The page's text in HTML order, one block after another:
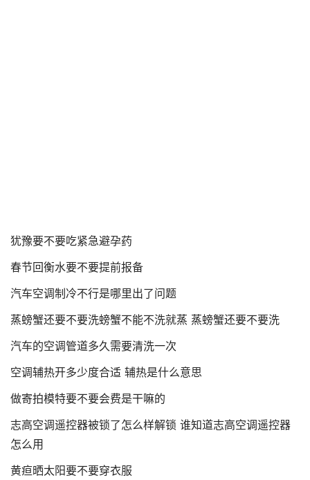
犹豫要不要吃紧急避孕药
春节回衡水要不要提前报备
汽车空调制冷不行是哪里出了问题
蒸螃蟹还要不要洗螃蟹不能不洗就蒸 蒸螃蟹还要不要洗
汽车的空调管道多久需要清洗一次
空调辅热开多少度合适 辅热是什么意思
做寄拍模特要不要会费是干嘛的
志高空调遥控器被锁了怎么样解锁 谁知道志高空调遥控器
怎么用
黄疸晒太阳要不要穿衣服